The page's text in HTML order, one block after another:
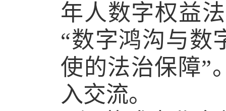
年人数字权益
“数字鸿沟与数
使的法治保障”
入交流。